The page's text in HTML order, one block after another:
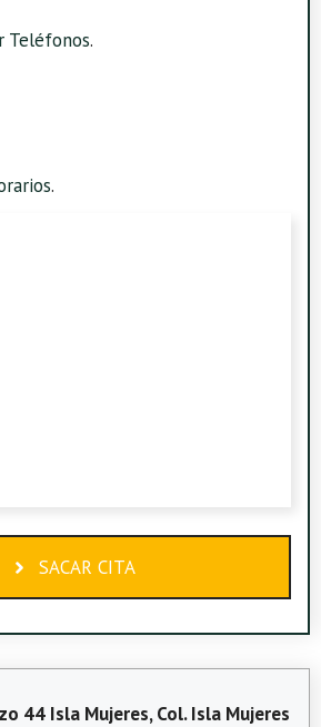
Teléfonos.
.
SACAR CITA
44 Isla Mujeres, Col. Isla Mujeres